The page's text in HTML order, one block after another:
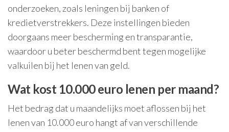
onderzoeken, zoals leningen bij banken of
kredietverstrekkers. Deze instellingen bieden
doorgaans meer bescherming en transparantie,
waardoor u beter beschermd bent tegen mogelijke
valkuilen bij het lenen van geld.
Wat kost 10.000 euro lenen per maand?
Het bedrag dat u maandelijks moet aflossen bij het
lenen van 10.000 euro hangt af van verschillende